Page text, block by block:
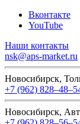
Вконтакте
YouTube
Наши контакты
nsk@aps-market.ru
Новосибирск,
+7 (962)
Новосибирск,